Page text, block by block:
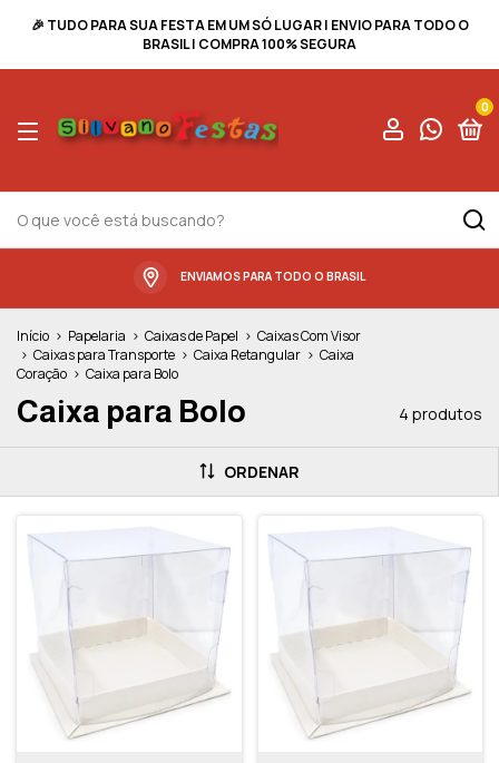
🎉 TUDO PARA SUA FESTA EM UM SÓ LUGAR | ENVIO PARA TODO O
BRASIL | COMPRA 100% SEGURA
0
ENVIAMOS PARA TODO O BRASIL
Início > Papelaria > Caixas de Papel > Caixas Com Visor
> Caixas para Transporte > Caixa Retangular > Caixa
Coração > Caixa para Bolo
Caixa para Bolo 4 produtos
ORDENAR